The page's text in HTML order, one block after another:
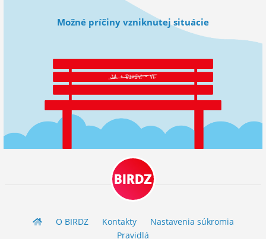
ROLETA
Možné príčiny vzniknutej situácie
BIRDZ
O BIRDZ Kontakty
Nastavenia súkromia
Pravidlá